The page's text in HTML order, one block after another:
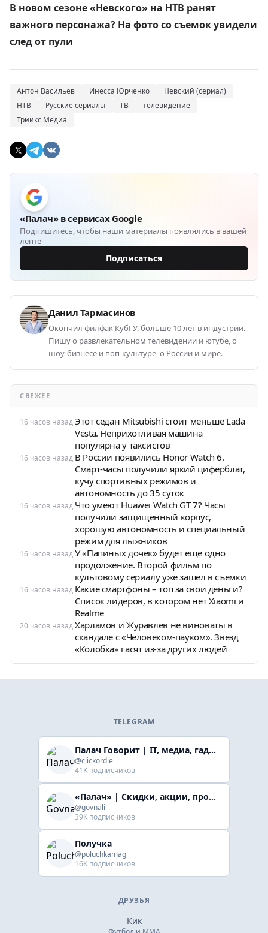
В новом сезоне «Невского» на НТВ ранят
важного персонажа? На фото со съемок увидели
след от пули
Антон Васильев Инесса Юрченко
Невский (сериал)
НТВ
Русские сериалы ТВ
телевидение
Триикс Медиа
«Палач» в сервисах Google
Подпишитесь, чтобы наши материалы появлялись в вашей
ленте
Подписаться
Данил Тармасинов
Окончил филфак КубГУ, больше 10 лет в индустрии.
Пишу о развлекательном телевидении и ютубе, о
шоу-бизнесе и поп-культуре, о России и мире.
СВЕЖЕЕ
16 часов назадЭтот седан Mitsubishi стоит меньше Lada
Vesta. Неприхотливая машина
популярна у таксистов
16 часов назад В России появились Honor Watch 6.
Смарт-часы получили яркий циферблат,
кучу спортивных режимов и
автономность до 35 суток
16 часов назад Что умеют Huawei Watch GT 7? Часы
получили защищенный корпус,
хорошую автономность и специальный
режим для лыжников
16 часов назадУ «Папиных дочек» будет еще одно
продолжение. Второй фильм по
культовому сериалу уже зашел в съемки
16 часов назад Какие смартфоны – топ за свои деньги?
Список лидеров, в котором нет Xiaomi и
Realme
20 часов назадХарламов и Журавлев не виноваты в
скандале с «Человеком-пауком». Звезд
«Колобка» гасят из-за других людей
TELEGRAM
Палач Говорит | IT, медиа, гaджеты, скидки
@clickordie
41K подписчиков
«Палач» | Скидки, акции, промокоды
@govnali
39K подписчиков
Получка
@poluchkamag
16K подписчиков
ДРУЗЬЯ
Кик